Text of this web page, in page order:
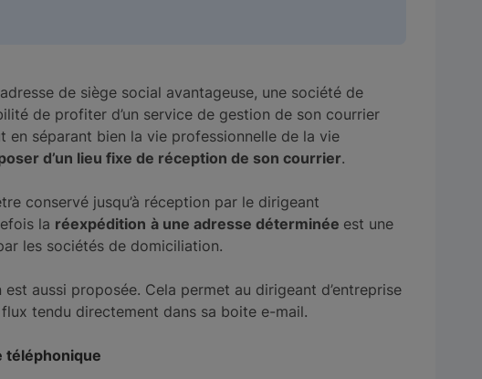
adresse de siège social avantageuse, une société de
de profiter d’un service de gestion de son courrier
en séparant bien la vie professionnelle de la vie
d’un lieu fixe de réception de son courrier.
conservé jusqu’à réception par le dirigeant
la réexpédition à une adresse déterminée est une
les sociétés de domiciliation.
aussi proposée. Cela permet au dirigeant d’entreprise
tendu directement dans sa boite e-mail.
téléphonique